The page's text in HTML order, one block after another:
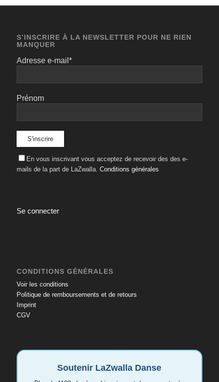
S’INSCRIRE À LA NEWSLETTER POUR NE RIEN
MANQUER
Adresse e-mail*
Prénom
En vous inscrivant vous acceptez de recevoir des des e-
mails de la part de LaZwalla. Conditions générales
Se connecter
CONDITIONS GÉNÉRALES
Voir les conditions
Politique de remboursements et de retours
Imprint
CGV
Soutenir LaZwalla Danse